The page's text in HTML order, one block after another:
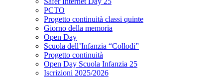
PCTO
Progetto continuità classi quinte
Giorno della memoria
Open Day
Scuola dell’Infanzia “Collodi”
Progetto continuità
Open Day Scuola Infanzia 25
Iscrizioni 2025/2026